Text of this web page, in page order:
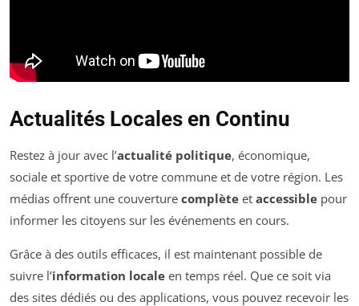
Actualités Locales en Continu
Restez à jour avec l’actualité politique, économique,
sociale et sportive de votre commune et de votre région. Les
médias offrent une couverture complète et accessible pour
informer les citoyens sur les événements en cours.
Grâce à des outils efficaces, il est maintenant possible de
suivre l’information locale en temps réel. Que ce soit via
des sites dédiés ou des applications, vous pouvez recevoir les